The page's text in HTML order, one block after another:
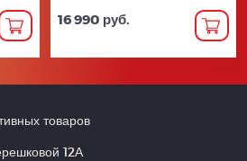
16 990 руб.
товаров
12А